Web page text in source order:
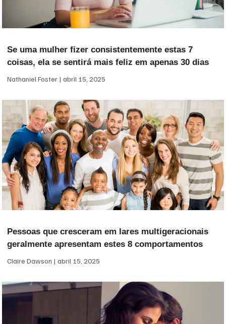
Se uma mulher fizer consistentemente estas 7
coisas, ela se sentirá mais feliz em apenas 30 dias
Nathaniel Foster abril 15, 2025
Pessoas que cresceram em lares multigeracionais
geralmente apresentam estes 8 comportamentos
Claire Dawson abril 15, 2025